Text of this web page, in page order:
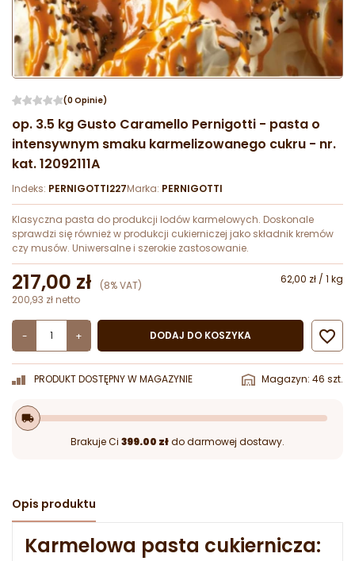
(0 Opinie)
op. 3.5 kg Gusto Caramello Pernigotti - pasta o
intensywnym smaku karmelizowanego cukru - nr.
kat. 12092111A
Indeks: PERNIGOTTI227Marka: PERNIGOTTI
Klasyczna pasta do produkcji lodów karmelowych. Doskonale
sprawdzi się również w produkcji cukierniczej jako składnik kremów
czy musów. Uniwersalne i szerokie zastosowanie.
217,00 zł (8% VAT)
62,00 zł / 1 kg
200,93 zł netto
- + DODAJ DO KOSZYKA 
PRODUKT DOSTĘPNY W MAGAZYNIE Magazyn: 46 szt.
local_shipping
Brakuje Ci 399.00 złdo darmowej dostawy.
Opis produktu
Karmelowa pasta cukiernicza: